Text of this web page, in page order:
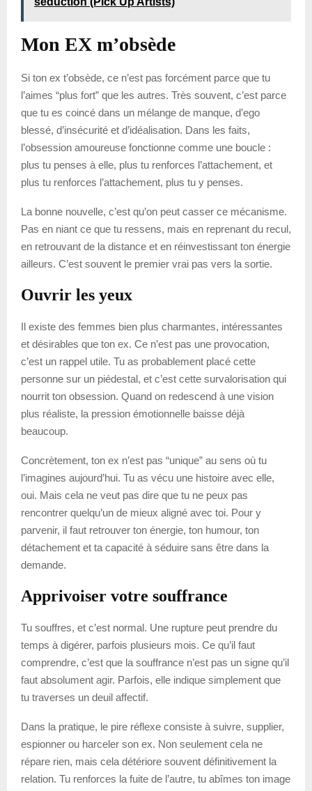
Mon EX m’obsède
Si ton ex t’obsède, ce n’est pas forcément parce que tu
l’aimes “plus fort” que les autres. Très souvent, c’est parce
que tu es coincé dans un mélange de manque, d’ego
blessé, d’insécurité et d’idéalisation. Dans les faits,
l’obsession amoureuse fonctionne comme une boucle :
plus tu penses à elle, plus tu renforces l’attachement, et
plus tu renforces l’attachement, plus tu y penses.
La bonne nouvelle, c’est qu’on peut casser ce mécanisme.
Pas en niant ce que tu ressens, mais en reprenant du recul,
en retrouvant de la distance et en réinvestissant ton énergie
ailleurs. C’est souvent le premier vrai pas vers la sortie.
Ouvrir les yeux
Il existe des femmes bien plus charmantes, intéressantes
et désirables que ton ex. Ce n’est pas une provocation,
c’est un rappel utile. Tu as probablement placé cette
personne sur un piédestal, et c’est cette survalorisation qui
nourrit ton obsession. Quand on redescend à une vision
plus réaliste, la pression émotionnelle baisse déjà
beaucoup.
Concrètement, ton ex n’est pas “unique” au sens où tu
l’imagines aujourd’hui. Tu as vécu une histoire avec elle,
oui. Mais cela ne veut pas dire que tu ne peux pas
rencontrer quelqu’un de mieux aligné avec toi. Pour y
parvenir, il faut retrouver ton énergie, ton humour, ton
détachement et ta capacité à séduire sans être dans la
demande.
Apprivoiser votre souffrance
Tu souffres, et c’est normal. Une rupture peut prendre du
temps à digérer, parfois plusieurs mois. Ce qu’il faut
comprendre, c’est que la souffrance n’est pas un signe qu’il
faut absolument agir. Parfois, elle indique simplement que
tu traverses un deuil affectif.
Dans la pratique, le pire réflexe consiste à suivre, supplier,
espionner ou harceler son ex. Non seulement cela ne
répare rien, mais cela détériore souvent définitivement la
relation. Tu renforces la fuite de l’autre, tu abîmes ton image